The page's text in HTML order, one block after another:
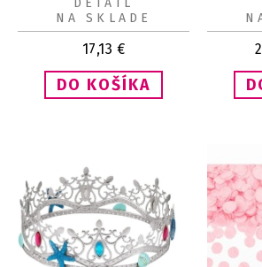
17,13 €
DETAIL
NA SKLADE